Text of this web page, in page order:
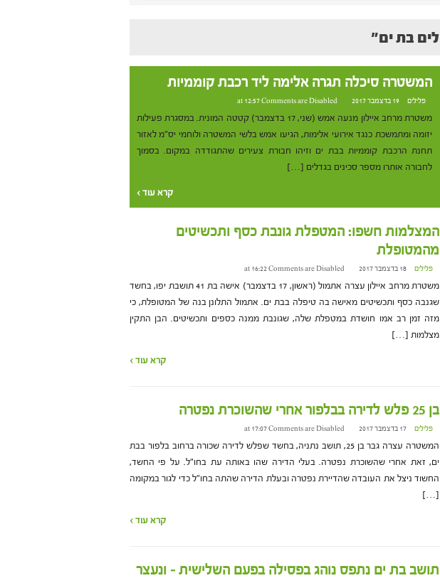
המשטרה סיכלה תגרה אלימה ליד רכבת קוממיות
פלילים 19 בדצמבר 2017 at 12:57 Comments are Disabled
משטרת מרחב איילון מנעה אמש (שני, 17 בדצמבר) קטטה המונית. במסגרת פעילות
יזומה ומתמשכת כנגד אירועי אלימות, הגיעו אמש בלשי המשטרה ולוחמי יס"מ לאזור
תחנת הרכבת קוממיות בבת ים וזיהו חבורת צעירים שהתגודדה במקום. בסמוך
לחבורה אותרו מספר סכינים בגדלים […]
קרא עוד ›
המצלמות חשפו: המטפלת גונבת כסף ותכשיטים
מהמטופלת
פלילים 18 בדצמבר 2017 at 16:22 Comments are Disabled
משטרת מרחב איילון עצרה אתמול (ראשון, 17 בדצמבר) אישה בת 41 תושבת יפו, בחשד
שגנבה כסף ותכשיטים מאישה בה טיפלה בבת ים. אתמול התלונן בנה של המטופלת, כי
מזה זמן רב אמו חושדת במטפלת שלה, שגונבת ממנה כספים ותכשיטים. הבן התקין
מצלמות […]
קרא עוד ›
בן 25 פלש לדירה בבלפור אחרי שהשוכרת נפטרה
פלילים 17 בדצמבר 2017 at 17:07 Comments are Disabled
המשטרה עצרה גבר בן 25, תושב נתניה, בחשד שפלש לדירה שכורה ברחוב בלפור בבת
ים, זאת אחרי שהשוכרת נפטרה. בעלי הדירה שהו באותה עת בחו"ל. על פי החשד,
החשוד ניצל את העובדה שהדיירת נפטרה ובעלת הדירה שהתה בחו"ל כדי לגור במקומה
[…]
קרא עוד ›
תושב בת ים נתפס נוהג בפסילה בפעם השלישית – ונעצר